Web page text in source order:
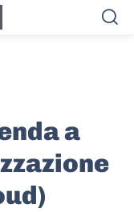
a